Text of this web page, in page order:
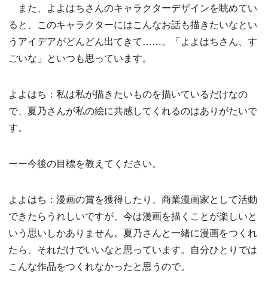
また、よよはちさんのキャラクターデザインを眺めてい
ると、このキャラクターにはこんなお話も描きたいなとい
うアイデアがどんどん出てきて……。「よよはちさん、す
ごいな」といつも思っています。
よよはち：私は私が描きたいものを描いているだけなの
で、夏乃さんが私の絵に共感してくれるのはありがたいで
す。
ーー今後の目標を教えてください。
よよはち：漫画の賞を獲得したり、商業漫画家として活動
できたらうれしいですが、今は漫画を描くことが楽しいと
いう思いしかありません。夏乃さんと一緒に漫画をつくれ
たら、それだけでいいなと思っています。自分ひとりでは
こんな作品をつくれなかったと思うので。